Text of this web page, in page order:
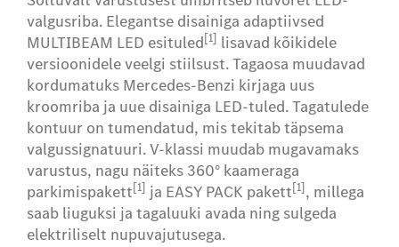
valgusriba. Elegantse disainiga adaptiivsed
MULTIBEAM LED esituled[1] lisavad kõikidele
versioonidele veelgi stiilsust. Tagaosa muudavad
kordumatuks Mercedes-Benzi kirjaga uus
kroomriba ja uue disainiga LED-tuled. Tagatulede
kontuur on tumendatud, mis tekitab täpsema
valgussignatuuri. V-klassi muudab mugavamaks
varustus, nagu näiteks 360° kaameraga
parkimispakett[1] ja EASY PACK pakett[1], millega
saab liuguksi ja tagaluuki avada ning sulgeda
elektriliselt nupuvajutusega.